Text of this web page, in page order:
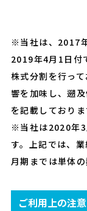
※当社は、2017
2019年4月1日付
株式分割を行っ
響を加味し、遡
を記載しておりま
※当社は2020年3
す。上記では、
月期までは単体の
ご利用上の注意